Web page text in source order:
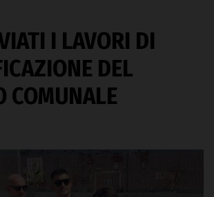
I LAVORI DI
DEL
COMUNALE